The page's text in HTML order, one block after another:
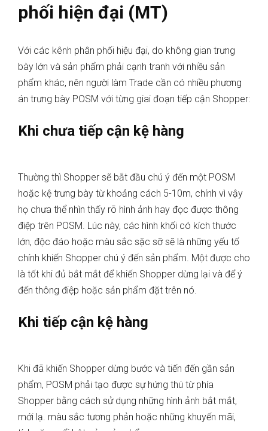
phối hiện đại (MT)
Với các kênh phân phối hiệu đại, do không gian trưng
bày lớn và sản phẩm phải cạnh tranh với nhiều sản
phẩm khác, nên người làm Trade cần có nhiều phương
án trưng bày POSM với từng giai đoạn tiếp cận Shopper:
Khi chưa tiếp cận kệ hàng
Thường thì Shopper sẽ bắt đầu chú ý đến một POSM
hoặc kệ trưng bày từ khoảng cách 5-10m, chính vì vậy
họ chưa thể nhìn thấy rõ hình ảnh hay đọc được thông
điệp trên POSM. Lúc này, các hình khối có kích thước
lớn, độc đáo hoặc màu sắc sặc sỡ sẽ là những yếu tố
chính khiến Shopper chú ý đến sản phẩm. Một được cho
là tốt khi đủ bắt mắt để khiến Shopper dừng lại và để ý
đến thông điệp hoặc sản phẩm đặt trên nó.
Khi tiếp cận kệ hàng
Khi đã khiến Shopper dừng bước và tiến đến gần sản
phẩm, POSM phải tạo được sự hứng thú từ phía
Shopper bằng cách sử dụng những hình ảnh bắt mắt,
mới lạ. màu sắc tương phản hoặc những khuyến mãi,